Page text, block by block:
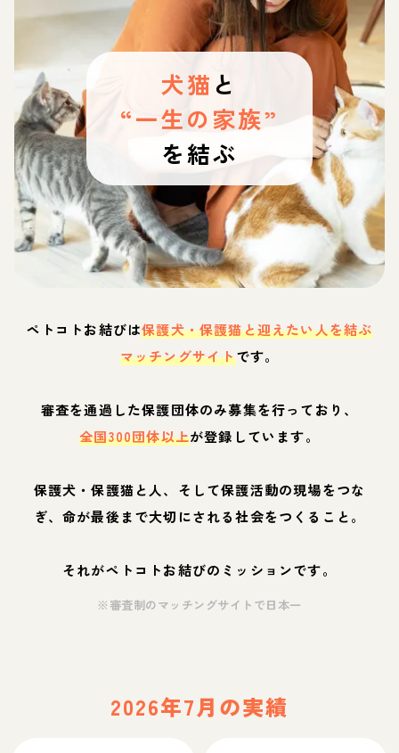
犬猫 と
“一生の家族”
を結ぶ
ペトコトお結びは保護犬・保護猫と迎えたい人を結ぶ
マッチングサイトです。
審査を通過した保護団体のみ募集を行っており、
全国300団体以上が登録しています。
保護犬・保護猫と人、そして保護活動の現場をつな
ぎ、命が最後まで大切にされる社会をつくること。
それがペトコトお結びのミッションです。
※審査制のマッチングサイトで日本一
2026年7月の実績